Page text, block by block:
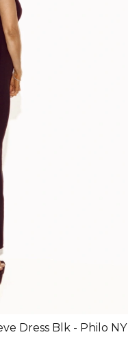
Dress Blk - Philo NY